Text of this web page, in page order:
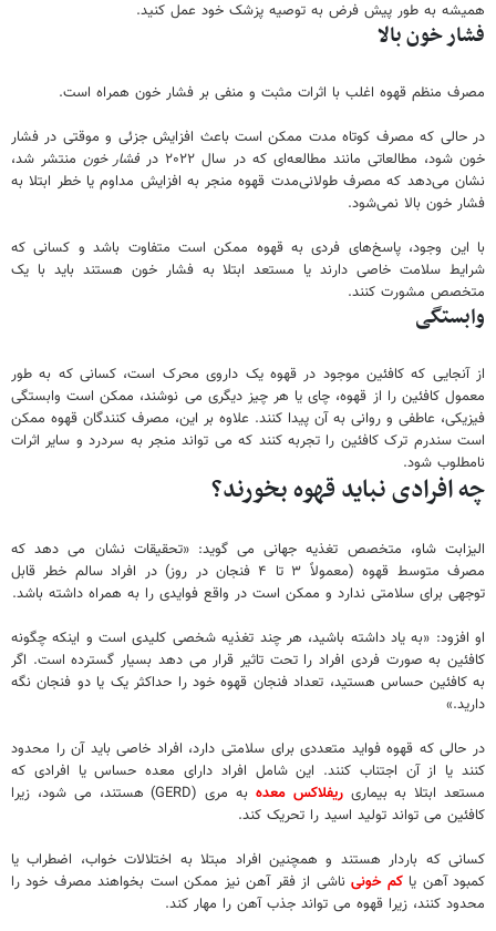
همیشه به طور پیش فرض به توصیه پزشک خود عمل کنید.
فشار خون بالا
مصرف منظم قهوه اغلب با اثرات مثبت و منفی بر فشار خون همراه است.
در حالی که مصرف کوتاه مدت ممکن است باعث افزایش جزئی و موقتی در فشار
خون شود، مطالعاتی مانند مطالعه‌ای که در سال ۲۰۲۲ در
فشار خونمنتشر شد،
نشان می‌دهد که مصرف طولانی‌مدت قهوه منجر به افزایش مداوم یا خطر ابتلا به
فشار خون بالا نمی‌شود.
با این وجود، پاسخ‌های فردی به قهوه ممکن است متفاوت باشد و کسانی که
شرایط سلامت خاصی دارند یا مستعد ابتلا به فشار خون هستند باید با یک
متخصص مشورت کنند.
وابستگی
از آنجایی که کافئین موجود در قهوه یک داروی محرک است، کسانی که به طور
معمول کافئین را از قهوه، چای یا هر چیز دیگری می نوشند، ممکن است وابستگی
فیزیکی، عاطفی و روانی به آن پیدا کنند. علاوه بر این، مصرف کنندگان قهوه ممکن
است سندرم ترک کافئین را تجربه کنند که می تواند منجر به سردرد و سایر اثرات
نامطلوب شود.
چه افرادی نباید قهوه بخورند؟
الیزابت شاو، متخصص تغذیه جهانی می گوید: «تحقیقات نشان می دهد که
مصرف متوسط قهوه (معمولاً ۳ تا ۴ فنجان در روز) در افراد سالم خطر قابل
توجهی برای سلامتی ندارد و ممکن است در واقع فوایدی را به همراه داشته باشد.
او افزود: «به یاد داشته باشید، هر چند تغذیه شخصی کلیدی است و اینکه چگونه
کافئین به صورت فردی افراد را تحت تاثیر قرار می دهد بسیار گسترده است. اگر
به کافئین حساس هستید، تعداد فنجان قهوه خود را حداکثر یک یا دو فنجان نگه
دارید.»
در حالی که قهوه فواید متعددی برای سلامتی دارد، افراد خاصی باید آن را محدود
کنند یا از آن اجتناب کنند. این شامل افراد دارای معده حساس یا افرادی که
مستعد ابتلا به بیماریریفلاکس معده
به مری (GERD) هستند، می شود، زیرا
کافئین می تواند تولید اسید را تحریک کند.
کسانی که باردار هستند و همچنین افراد مبتلا به اختلالات خواب، اضطراب یا
کمبود آهن یاکم خونیناشی از فقر آهن نیز ممکن است بخواهند مصرف خود را
محدود کنند، زیرا قهوه می تواند جذب آهن را مهار کند.